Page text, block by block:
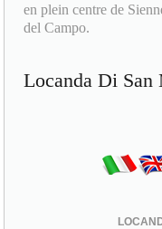
en plein centre de
del Campo.
Locanda Di San